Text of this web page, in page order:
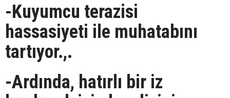
-Kuyumcu terazisi
hassasiyeti ile muhatabını
tartıyor.,.
-Ardında, hatırlı bir iz